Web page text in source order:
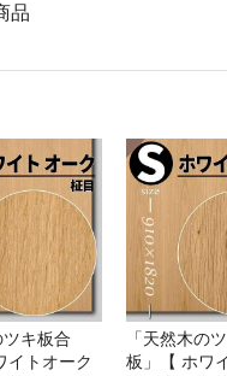
品
ツキ板合
イトオーク
「天然木の
板」【 ホワ